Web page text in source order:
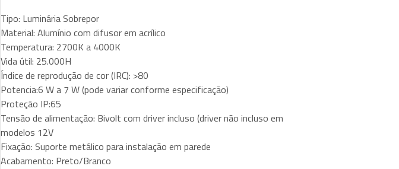
Tipo: Luminária Sobrepor
Material: Alumínio com difusor em acrílico
Temperatura: 2700K a 4000K
Vida útil: 25.000H
Índice de reprodução de cor (IRC): >80
Potencia:6 W a 7 W (pode variar conforme especificação)
Proteção IP:65
Tensão de alimentação: Bivolt com driver incluso (driver não incluso em
modelos 12V
Fixação: Suporte metálico para instalação em parede
Acabamento: Preto/Branco